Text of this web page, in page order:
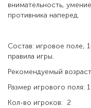
внимательность,
противника наперед.
Состав: игровое поле,
правила игры.
Рекомендуемый
Размер игрового поля:
Кол-во игроков: 2